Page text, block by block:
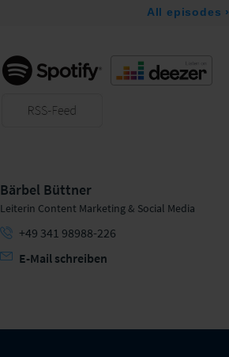
Bärbel Büttner
Leiterin Content Marketing & Social Media
+49 341 98988-226
E-Mail schreiben